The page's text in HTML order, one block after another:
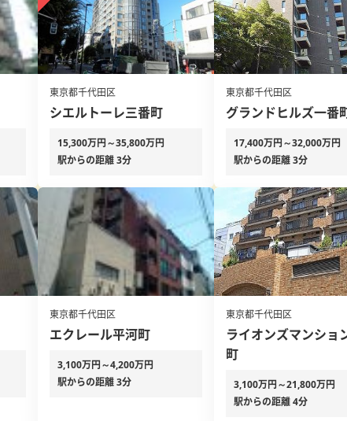
東京都千代田区
シエルトーレ三番町
15,300万円～35,800万円
駅からの距離 3分
東京都千代田区
グランドヒルズ一番
17,400万円～32,000万円
駅からの距離 3分
東京都千代田区
エクレール平河町
3,100万円～4,200万円
駅からの距離 3分
東京都千代田区
ライオンズマンショ
町
3,100万円～21,800万円
駅からの距離 4分